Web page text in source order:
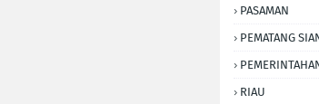
PASAMAN
PEMATANG
RIAU